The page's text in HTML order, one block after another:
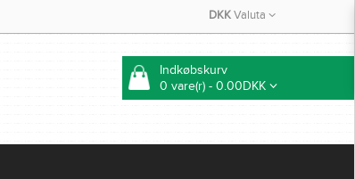
DKKValuta
Indkøbskurv
0 vare(r) - 0.00DKK